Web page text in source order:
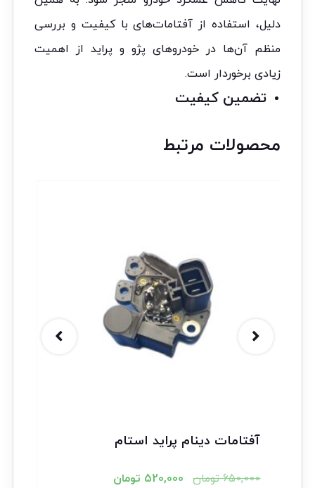
دلیل، استفاده از آفتامات‌های با کیفیت و بررسی
منظم آن‌ها در خودروهای پژو و پراید از اهمیت
زیادی برخوردار است.
تضمین کیفیت
محصولات مرتبط
آفتامات دینام پراید استام
650,000 تومان 520,000 تومان